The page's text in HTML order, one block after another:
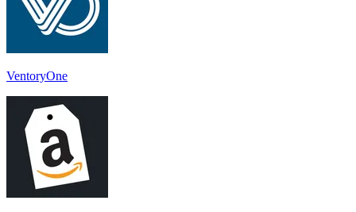
VentoryOne